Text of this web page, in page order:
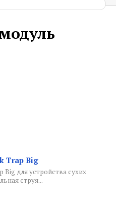
Trap Big
для устройства сухих
струя...